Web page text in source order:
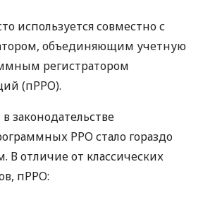
используется совместно с
объединяющим учетную
регистратором
(пРРО).
законодательстве
РРО стало гораздо
В отличие от классических
пРРО: